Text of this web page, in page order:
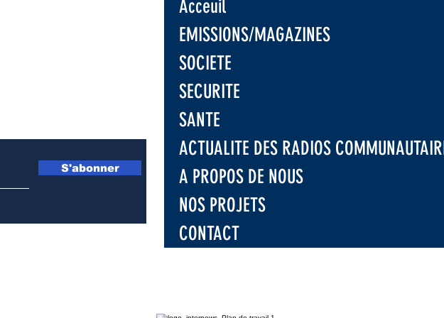
S'abonner
Acceuil
EMISSIONS/MAGAZINES
SOCIETE
SECURITE
SANTE
ACTUALITE DES RADIOS
A PROPOS DE NOUS
NOS PROJETS
CONTACT